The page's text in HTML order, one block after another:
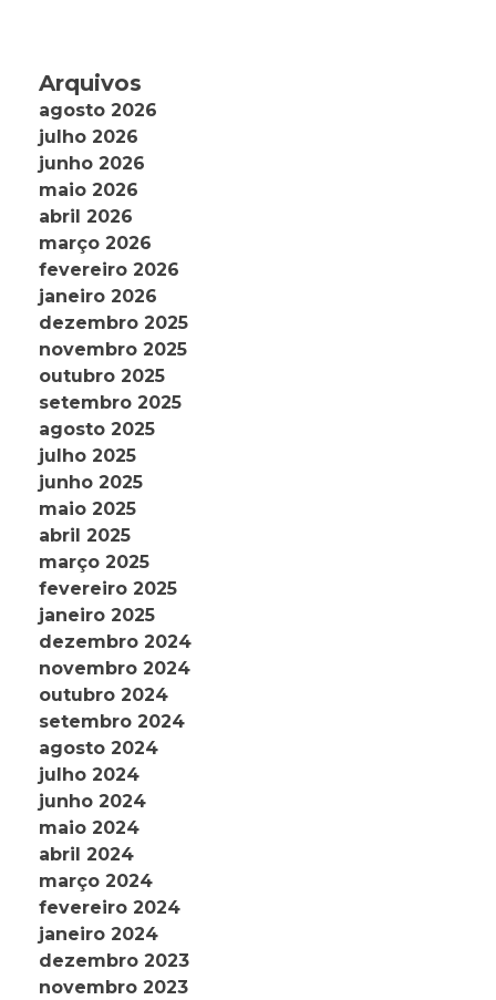
Arquivos
agosto 2026
julho 2026
junho 2026
maio 2026
abril 2026
março 2026
fevereiro 2026
janeiro 2026
dezembro 2025
novembro 2025
outubro 2025
setembro 2025
agosto 2025
julho 2025
junho 2025
maio 2025
abril 2025
março 2025
fevereiro 2025
janeiro 2025
dezembro 2024
novembro 2024
outubro 2024
setembro 2024
agosto 2024
julho 2024
junho 2024
maio 2024
abril 2024
março 2024
fevereiro 2024
janeiro 2024
dezembro 2023
novembro 2023